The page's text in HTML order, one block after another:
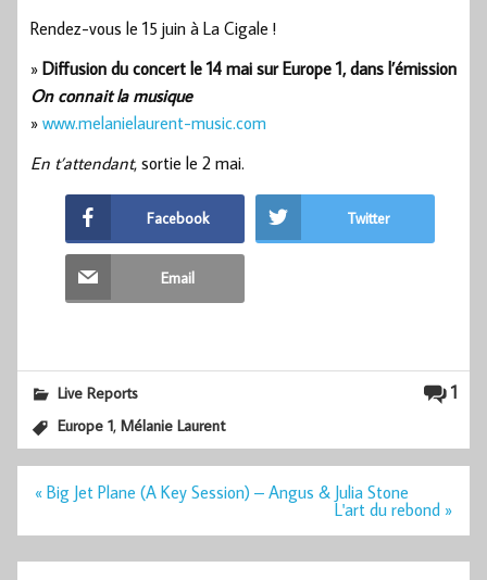
Rendez-vous le 15 juin à La Cigale !
» Diffusion du concert le 14 mai sur Europe 1, dans l’émission
On connait la musique
» www.melanielaurent-music.com
En t’attendant, sortie le 2 mai.
Facebook Twitter
Email
1
Live Reports
Europe 1,Mélanie Laurent
Navigation
« Big Jet Plane (A Key Session) – Angus & Julia Stone
L'art du rebond »